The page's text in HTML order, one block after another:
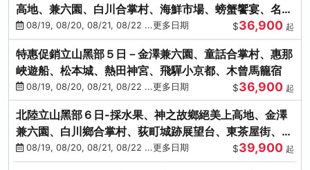
高地、兼六園、白川合掌村、海鮮市場、螃蟹饗宴、名湯
雙溫泉
08/19, 08/20, 08/21, 08/22 ...更多日期 $36,900 起
特惠促銷立山黑部５日－金澤兼六園、童話合掌村、惠那
峽遊船、松本城、熱田神宮、飛驒小京都、木曾馬籠宿
08/19, 08/20, 08/21, 08/22 ...更多日期 $36,900 起
北陸立山黑部６日-採水果、神之故鄉絕美上高地、金澤
兼六園、白川鄉合掌村、荻町城跡展望台、東茶屋街、名
花之里絢爛花海
08/19, 08/20, 08/21, 08/22 ...更多日期 $39,900 起